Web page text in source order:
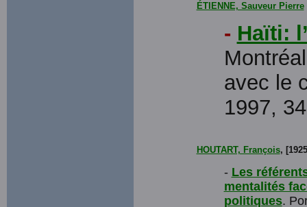
ÉTIENNE, Sauveur Pierre
- Haïti:
avec le
1997,
HOUTART, François,
- Les
mentalités
politiques.